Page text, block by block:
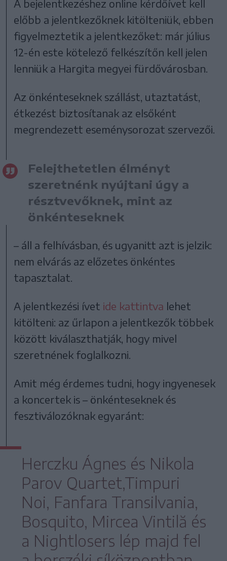
A bejelentkezéshez online kérdőívet kell
előbb a jelentkezőknek kitölteniük, ebben
figyelmeztetik a jelentkezőket: már július
12-én este kötelező felkészítőn kell jelen
lenniük a Hargita megyei fürdővárosban.
Az önkénteseknek szállást, utaztatást,
étkezést biztosítanak az elsőként
megrendezett eseménysorozat szervezői.
Felejthetetlen élményt
szeretnénk nyújtani úgy a
résztvevőknek, mint az
önkénteseknek
– áll a felhívásban, és ugyanitt azt is jelzik:
nem elvárás az előzetes önkéntes
tapasztalat.
A jelentkezési ívet ide kattintva lehet
kitölteni: az űrlapon a jelentkezők többek
között kiválaszthatják, hogy mivel
szeretnének foglalkozni.
Amit még érdemes tudni, hogy ingyenesek
a koncertek is – önkénteseknek és
fesztiválozóknak egyaránt:
Herczku Ágnes és Nikola
Parov Quartet,Timpuri
Noi, Fanfara Transilvania,
Bosquito, Mircea Vintilă és
a Nightlosers lép majd fel